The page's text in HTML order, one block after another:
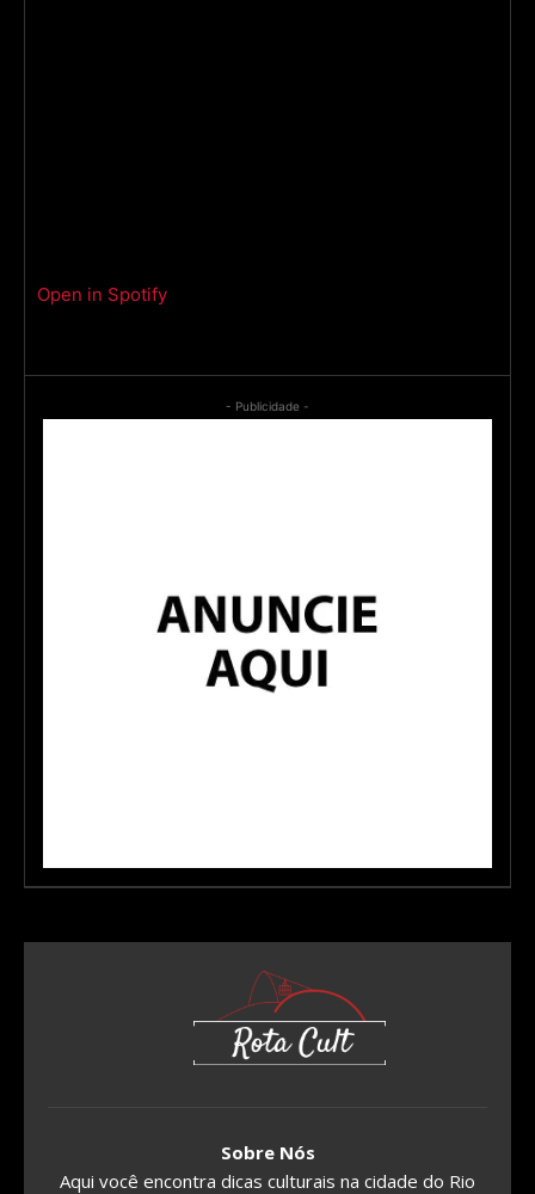
Open in Spotify
- Publicidade -
Sobre Nós
Aqui você encontra dicas culturais na cidade do Rio